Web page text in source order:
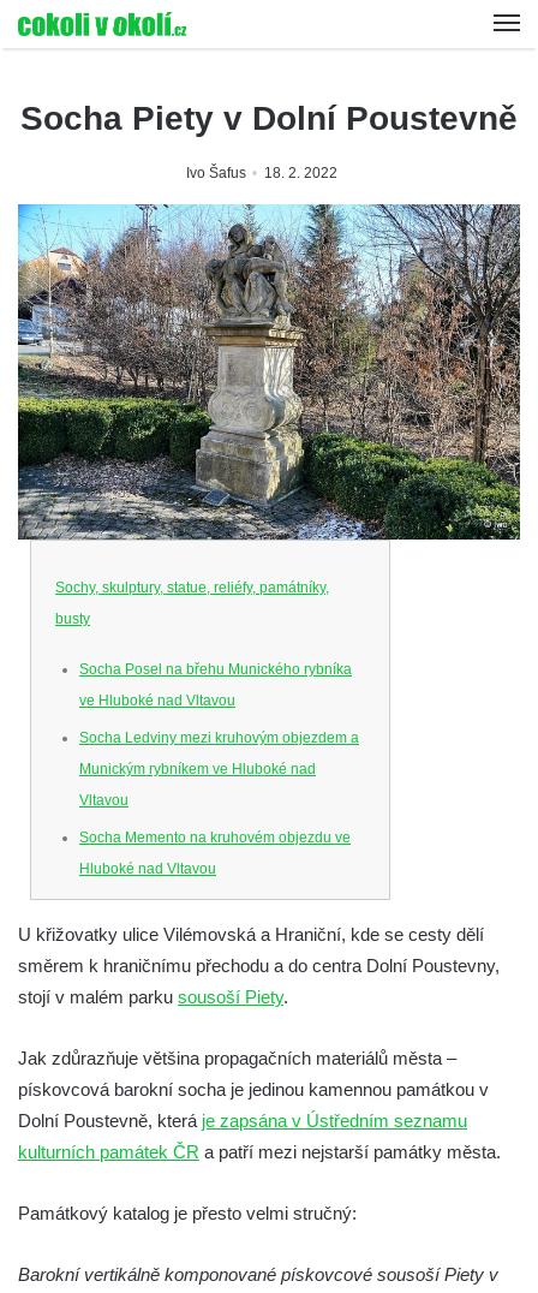
Socha Piety v Dolní Poustevně
Ivo Šafus 18. 2. 2022
Sochy, skulptury, statue, reliéfy, památníky,
busty
Socha Posel na břehu Munického rybníka
ve Hluboké nad Vltavou
Socha Ledviny mezi kruhovým objezdem a
Munickým rybníkem ve Hluboké nad
Vltavou
Socha Memento na kruhovém objezdu ve
Hluboké nad Vltavou
Socha Chalikotérium v ZOO Hluboká
Socha Smilodon v ZOO Hluboká
Socha Veledaněk v ZOO Hluboká
Socha Plejtvák obrovský v ZOO Hluboká
Socha Medvěd jeskynní v ZOO Hluboká
Socha Mamutí lebka v ZOO Hluboká
Socha Mamut srstnatý v ZOO Hluboká
Socha Orel v ZOO Hluboká
Socha Přátelství v ZOO Hluboká
U křižovatky ulice Vilémovská a Hraniční, kde se cesty dělí
směrem k hraničnímu přechodu a do centra Dolní Poustevny,
stojí v malém parku sousoší Piety.
Jak zdůrazňuje většina propagačních materiálů města –
pískovcová barokní socha je jedinou kamennou památkou v
Dolní Poustevně, která je zapsána v Ústředním seznamu
kulturních památek ČR a patří mezi nejstarší památky města.
Památkový katalog je přesto velmi stručný:
Barokní vertikálně komponované pískovcové sousoší Piety v